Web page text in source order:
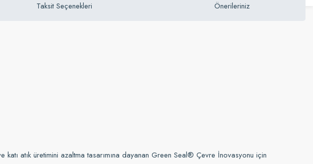
Taksit Seçenekleri Önerileriniz
atık üretimini azaltma tasarımına dayanan Green Seal® Çevre İnovasyonu için